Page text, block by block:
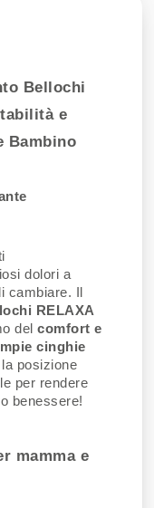
Bellochi
e
Bambino
dolori a
Il
RELAXA
delcomfort e
cinghie
posizione
per rendere
benessere!
mamma e